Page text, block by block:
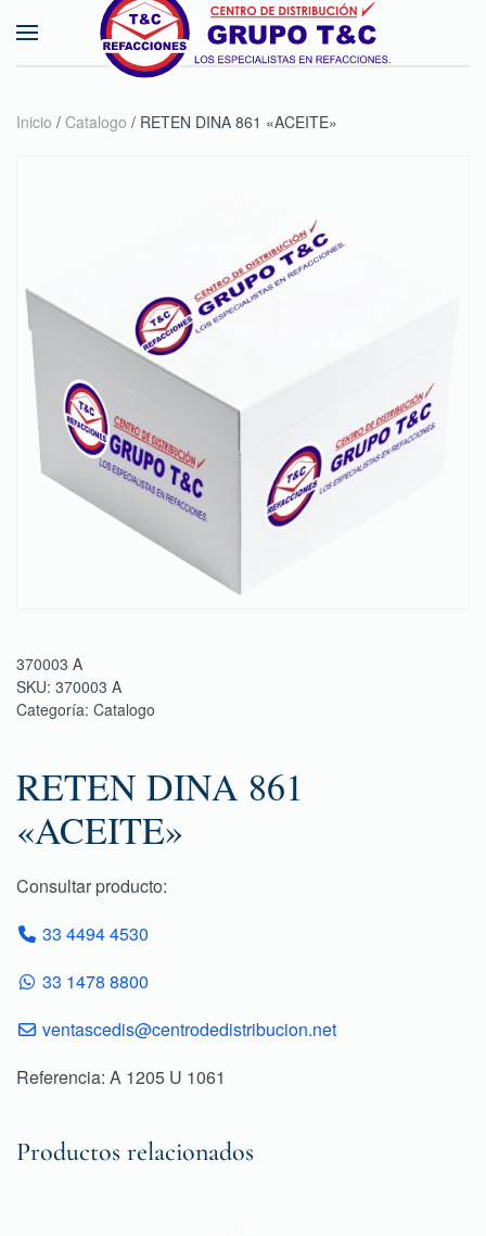
Skip to main content
Inicio / Catalogo / RETEN DINA 861 «ACEITE»
370003 A
SKU: 370003 A
Categoría: Catalogo
RETEN DINA 861
«ACEITE»
Consultar producto:
33 4494 4530
33 1478 8800
ventascedis@centrodedistribucion.net
Referencia: A 1205 U 1061
Productos relacionados